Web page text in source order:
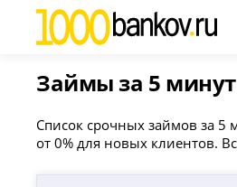
Займы за 5 минут
Список срочных займов за 5
от 0% для новых клиентов.